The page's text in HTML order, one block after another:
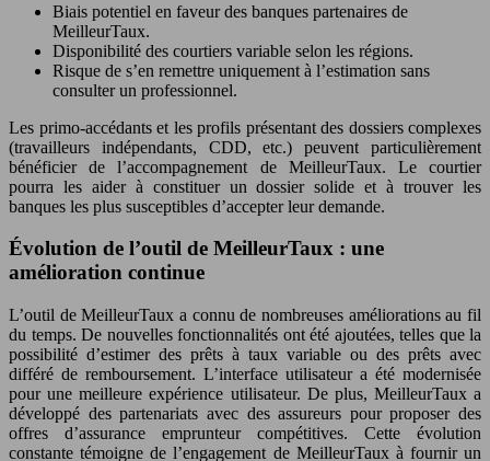
Biais potentiel en faveur des banques partenaires de
MeilleurTaux.
Disponibilité des courtiers variable selon les régions.
Risque de s’en remettre uniquement à l’estimation sans
consulter un professionnel.
Les primo-accédants et les profils présentant des dossiers complexes
(travailleurs indépendants, CDD, etc.) peuvent particulièrement
bénéficier de l’accompagnement de MeilleurTaux. Le courtier
pourra les aider à constituer un dossier solide et à trouver les
banques les plus susceptibles d’accepter leur demande.
Évolution de l’outil de MeilleurTaux : une
amélioration continue
L’outil de MeilleurTaux a connu de nombreuses améliorations au fil
du temps. De nouvelles fonctionnalités ont été ajoutées, telles que la
possibilité d’estimer des prêts à taux variable ou des prêts avec
différé de remboursement. L’interface utilisateur a été modernisée
pour une meilleure expérience utilisateur. De plus, MeilleurTaux a
développé des partenariats avec des assureurs pour proposer des
offres d’assurance emprunteur compétitives. Cette évolution
constante témoigne de l’engagement de MeilleurTaux à fournir un